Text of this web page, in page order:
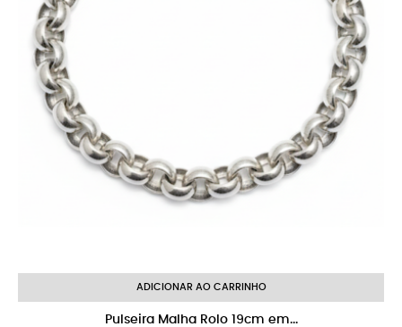
ADICIONAR AO CARRINHO
Pulseira Malha Rolo 19cm em...